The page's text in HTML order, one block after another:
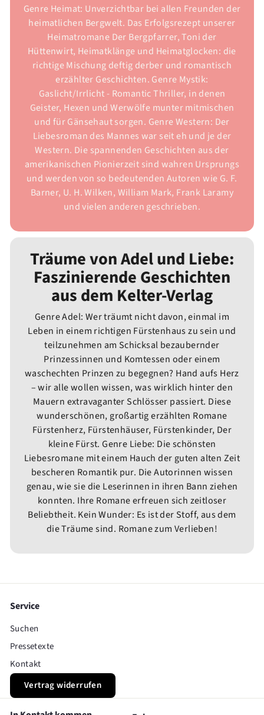
Genre Heimat: Unverzichtbar bei allen Freunden der
heimatlichen Bergwelt. Das Erfolgsrezept unserer
Heimatromane Der Bergpfarrer, Toni der
Hüttenwirt, Heimatklänge und Heimatglocken: die
richtige Mischung deftig derber und romantisch
erzählter Geschichten. Genre Mystik:
Gaslicht/Irrlicht - Romantic Thriller, in denen
Geister, Hexen und Werwölfe munter mitmischen
und für Gänsehaut sorgen. Genre Western: Der
Liebesroman des Mannes war seit eh und je der
Western. Die spannenden Geschichten aus der
amerikanischen Pionierzeit sind wahren Ursprungs
und werden von so bedeutenden Autoren wie G. F.
Barner, U. H. Wilken, William Mark, Frank Laramy
und vielen anderen geschrieben.
Träume von Adel und Liebe:
Faszinierende Geschichten
aus dem Kelter-Verlag
Genre Adel: Wer träumt nicht davon, einmal im
Leben in einem richtigen Fürstenhaus zu sein und
teilzunehmen am Schicksal bezaubernder
Prinzessinnen und Komtessen oder einem
waschechten Prinzen zu begegnen? Hand aufs Herz
– wir alle wollen wissen, was wirklich hinter den
Mauern extravaganter Schlösser passiert. Diese
wunderschönen, großartig erzählten Romane
Fürstenherz, Fürstenhäuser, Fürstenkinder, Der
kleine Fürst. Genre Liebe: Die schönsten
Liebesromane mit einem Hauch der guten alten Zeit
bescheren Romantik pur. Die Autorinnen wissen
genau, wie sie die Leserinnen in ihren Bann ziehen
konnten. Ihre Romane erfreuen sich zeitloser
Beliebtheit. Kein Wunder: Es ist der Stoff, aus dem
die Träume sind. Romane zum Verlieben!
Service
Suchen
Pressetexte
Kontakt
Vertrag widerrufen